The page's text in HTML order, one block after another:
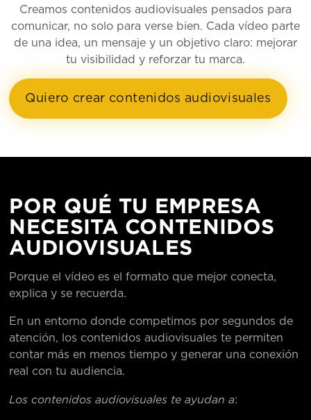
Creamos contenidos audiovisuales pensados para
comunicar, no solo para verse bien. Cada vídeo parte
de una idea, un mensaje y un objetivo claro: mejorar
tu visibilidad y reforzar tu marca.
Quiero crear contenidos audiovisuales
POR QUÉ TU EMPRESA
NECESITA CONTENIDOS
AUDIOVISUALES
Porque el vídeo es el formato que mejor conecta,
explica y se recuerda.
En un entorno donde competimos por segundos de
atención, los contenidos audiovisuales te permiten
contar más en menos tiempo y generar una conexión
real con tu audiencia.
Los contenidos audiovisuales te ayudan a: